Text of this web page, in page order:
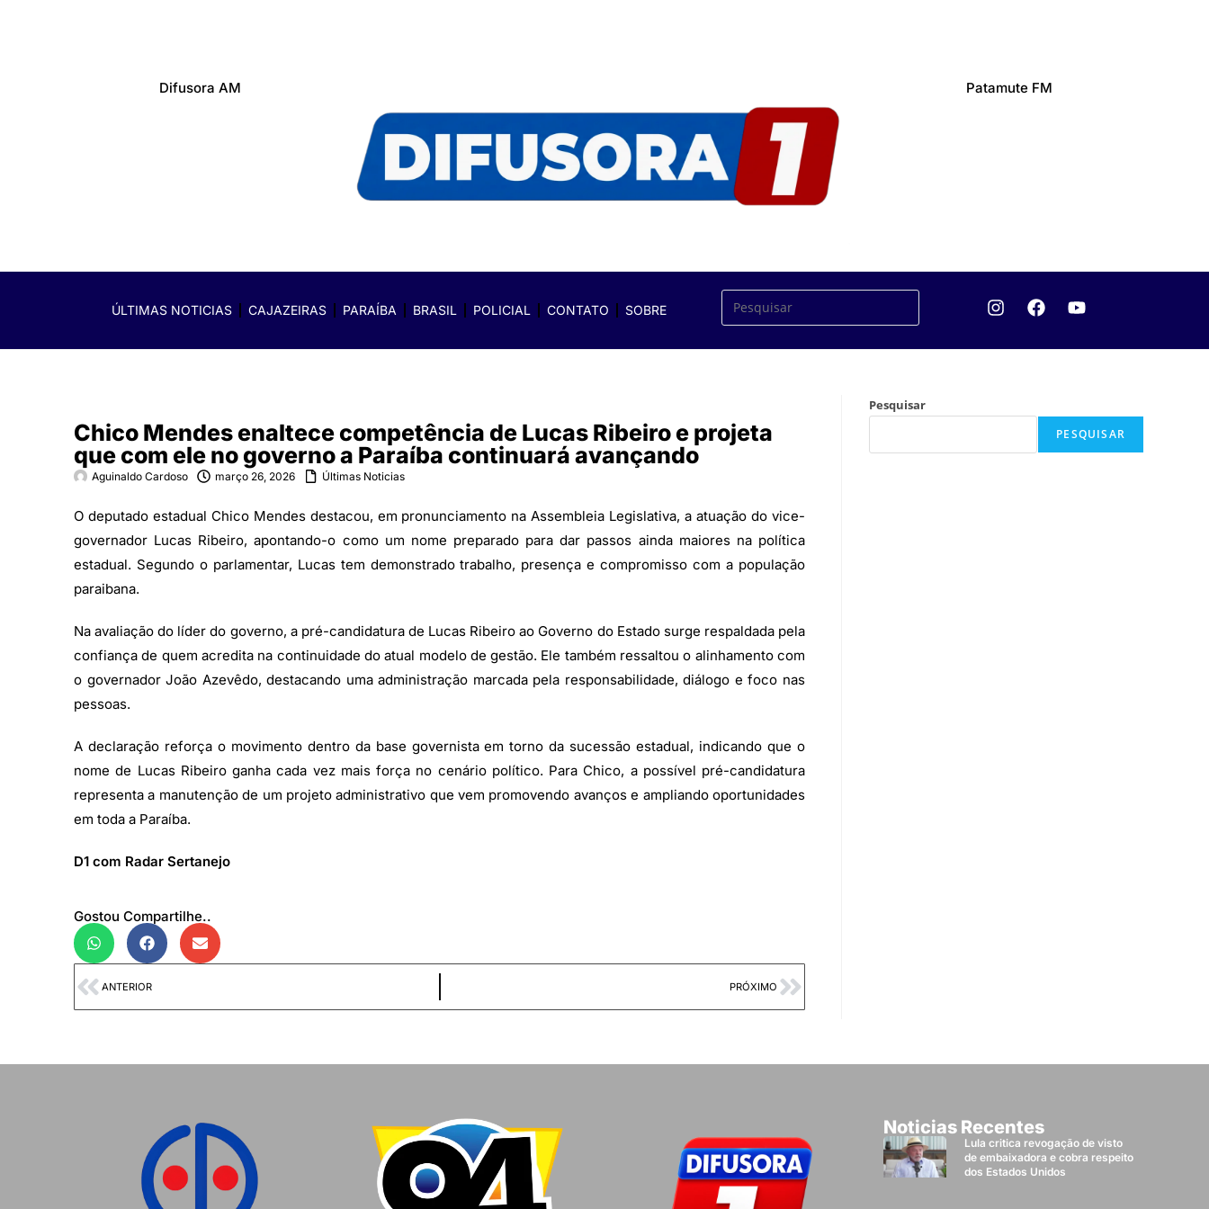
Difusora AM Patamute FM
ÚLTIMAS NOTICIAS CAJAZEIRAS PARAÍBA BRASIL POLICIAL CONTATO SOBRE
Chico Mendes enaltece competência de Lucas Ribeiro e projeta
que com ele no governo a Paraíba continuará avançando
Aguinaldo Cardoso março 26, 2026 Últimas Noticias
O deputado estadual Chico Mendes destacou, em pronunciamento na Assembleia Legislativa, a atuação do vice-
governador Lucas Ribeiro, apontando-o como um nome preparado para dar passos ainda maiores na política
estadual. Segundo o parlamentar, Lucas tem demonstrado trabalho, presença e compromisso com a população
paraibana.
Na avaliação do líder do governo, a pré-candidatura de Lucas Ribeiro ao Governo do Estado surge respaldada pela
confiança de quem acredita na continuidade do atual modelo de gestão. Ele também ressaltou o alinhamento com
o governador João Azevêdo, destacando uma administração marcada pela responsabilidade, diálogo e foco nas
pessoas.
A declaração reforça o movimento dentro da base governista em torno da sucessão estadual, indicando que o
nome de Lucas Ribeiro ganha cada vez mais força no cenário político. Para Chico, a possível pré-candidatura
representa a manutenção de um projeto administrativo que vem promovendo avanços e ampliando oportunidades
em toda a Paraíba.
D1 com Radar Sertanejo
Gostou Compartilhe..
ANTERIOR PRÓXIMO
Pesquisar
PESQUISAR
Noticias Recentes
Lula critica revogação de visto
de embaixadora e cobra respeito
dos Estados Unidos